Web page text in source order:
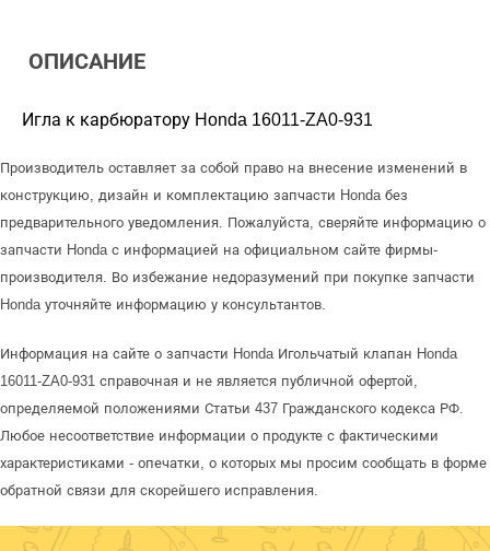
ОПИСАНИЕ
Игла к карбюратору Honda 16011-ZA0-931
Производитель оставляет за собой право на внесение изменений в
конструкцию, дизайн и комплектацию запчасти Honda без
предварительного уведомления. Пожалуйста, сверяйте информацию о
запчасти Honda с информацией на официальном сайте фирмы-
производителя. Во избежание недоразумений при покупке запчасти
Honda уточняйте информацию у консультантов.
Информация на сайте о запчасти Honda Игольчатый клапан Honda
16011-ZA0-931 справочная и не является публичной офертой,
определяемой положениями Статьи 437 Гражданского кодекса РФ.
Любое несоответствие информации о продукте с фактическими
характеристиками - опечатки, о которых мы просим сообщать в форме
обратной связи для скорейшего исправления.